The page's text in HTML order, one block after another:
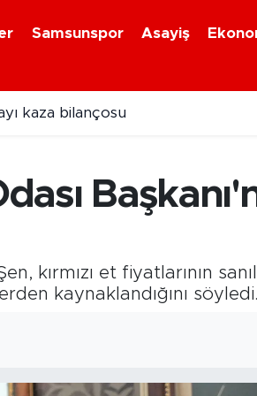
Samsunspor Asayiş
şampiyonu oldu
kırmızı et fiyatlarının
kaynaklandığını